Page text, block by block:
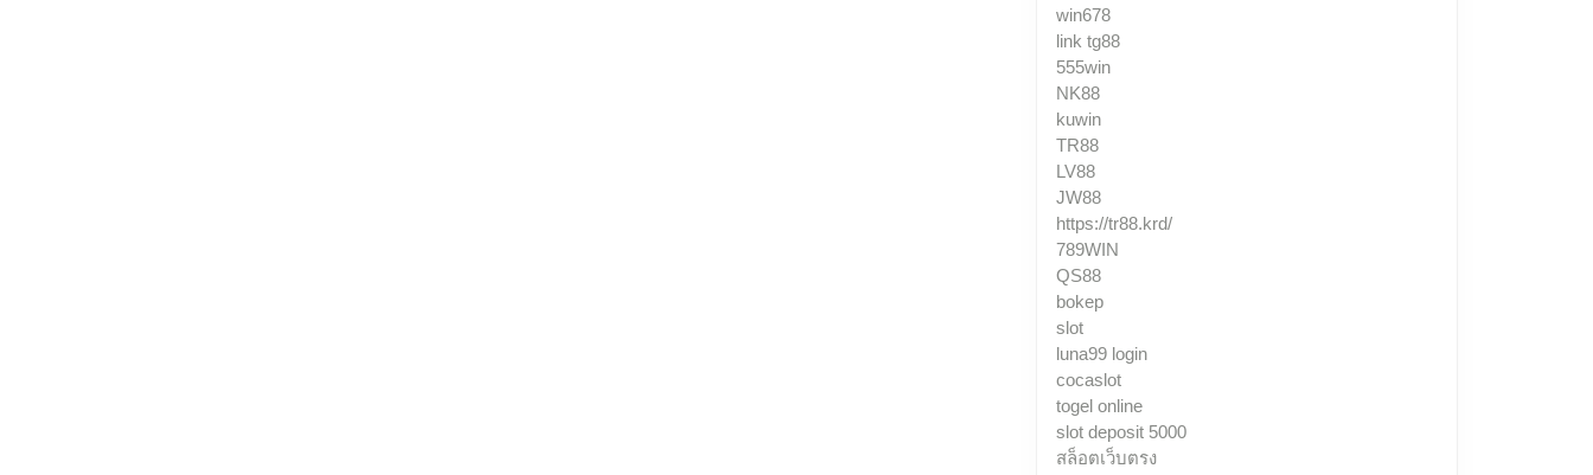
win678
link tg88
555win
NK88
kuwin
TR88
LV88
JW88
https://tr88.krd/
789WIN
QS88
bokep
slot
luna99 login
cocaslot
togel online
slot deposit 5000
สล็อตเว็บตรง